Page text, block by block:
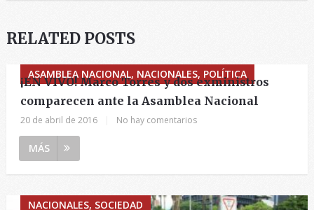
RELATED POSTS
ASAMBLEA NACIONAL, NACIONALES, POLÍTICA
¡EN VIVO! Marco Torres y dos exministros
comparecen ante la Asamblea Nacional
20 de abril de 2016 No hay comentarios
MÁS
NACIONALES, SOCIEDAD